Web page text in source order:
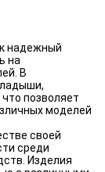
надежный
на
В
позволяет
моделей
своей
среди
Изделия